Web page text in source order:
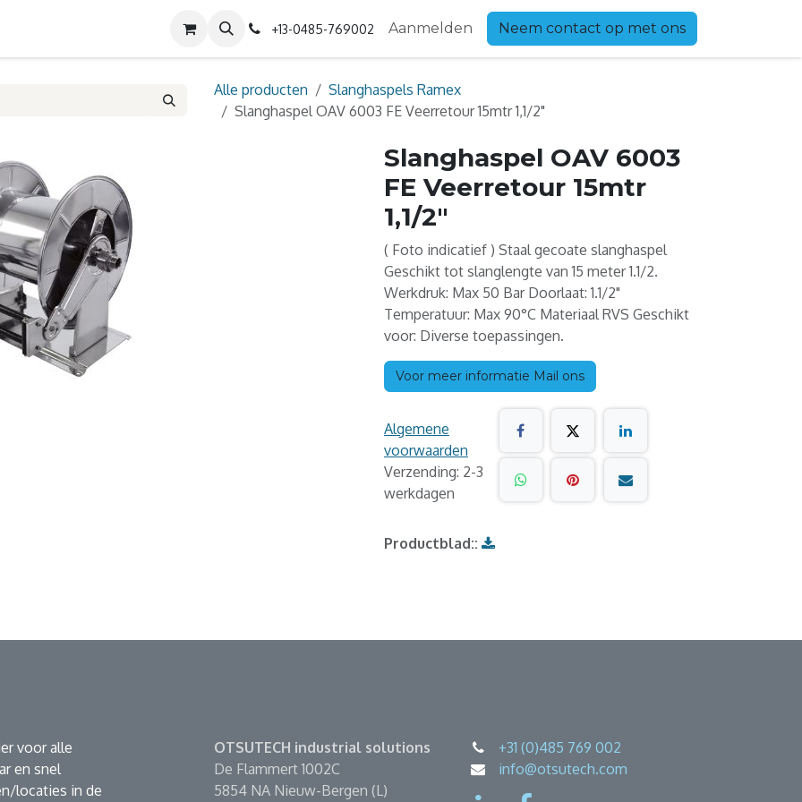
Over ons +13-0485-769002 Aanmelden Neem contact op met ons
Alle producten
Slanghaspels Ramex
Slanghaspel OAV 6003 FE Veerretour 15mtr 1,1/2"
Slanghaspel OAV 6003
FE Veerretour 15mtr
1,1/2"
( Foto indicatief ) Staal gecoate slanghaspel
Geschikt tot slanglengte van 15 meter 1.1/2.
Werkdruk: Max 50 Bar Doorlaat: 1.1/2"
Temperatuur: Max 90°C Materiaal RVS Geschikt
voor: Diverse toepassingen.
Voor meer informatie Mail ons
Algemene
voorwaarden
Verzending: 2-3
werkdagen
Productblad::
voor alle
en snel
locaties in de
OTSUTECH industrial solutions
De Flammert 1002C
5854 NA Nieuw-Bergen (L)
+31 (0)485 769 002
info@otsutech.com